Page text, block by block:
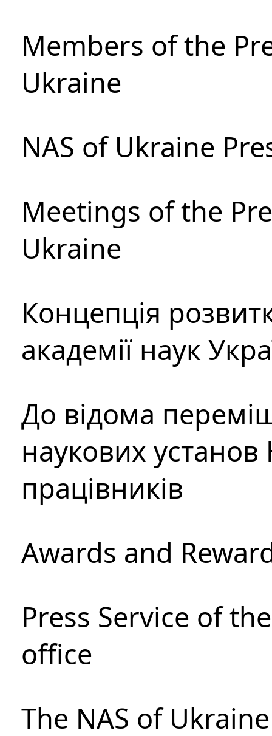
Members of the
Ukraine
NAS of Ukraine
Meetings of the
Ukraine
Концепція
академії наук
До відома
наукових установ
працівників
Awards and
Press Service of
office
The NAS of